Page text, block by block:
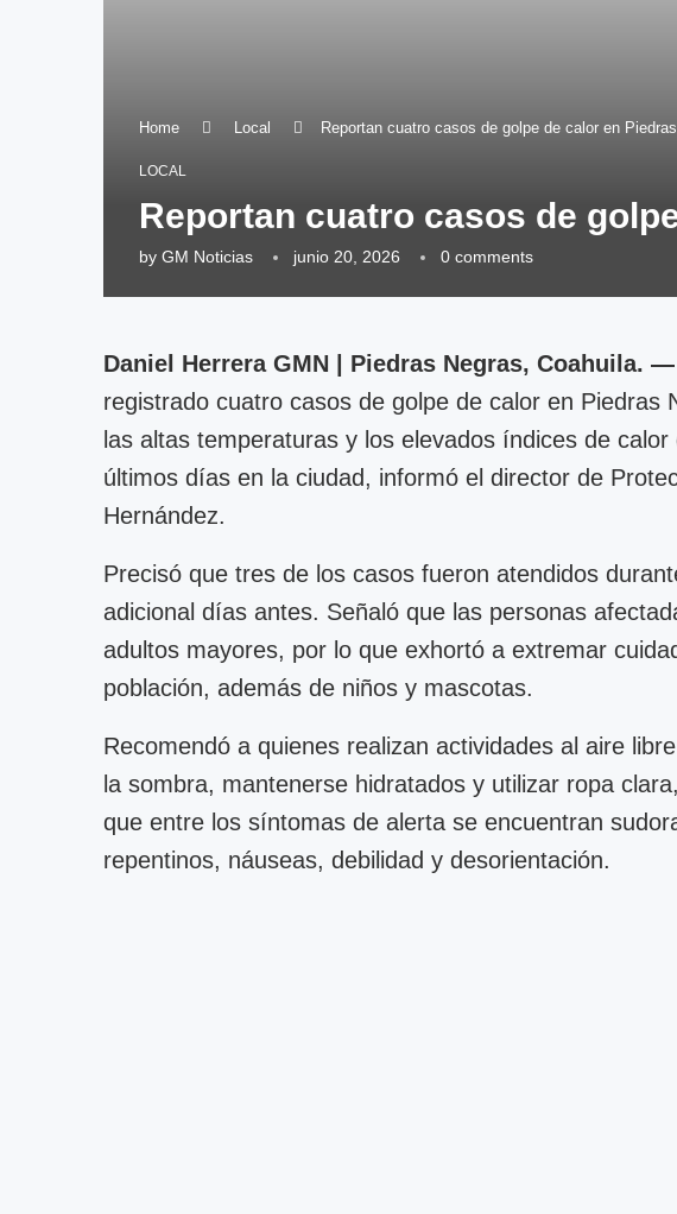
Home Local Reportan cuatro casos de golpe de calor en
LOCAL
Reportan cuatro casos de
by GM Noticias junio 20, 2026 0 comments
Daniel Herrera GMN | Piedras Negras, Coahuila. —
registrado cuatro casos de golpe de calor en Piedras
las altas temperaturas y los elevados índices de
últimos días en la ciudad, informó el director de
Hernández.
Precisó que tres de los casos fueron atendidos
adicional días antes. Señaló que las personas
adultos mayores, por lo que exhortó a extremar
población, además de niños y mascotas.
Recomendó a quienes realizan actividades al aire
la sombra, mantenerse hidratados y utilizar ropa
que entre los síntomas de alerta se encuentran
repentinos, náuseas, debilidad y desorientación.